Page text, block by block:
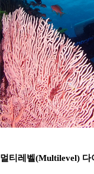
멀티레벨(Multilevel) 다